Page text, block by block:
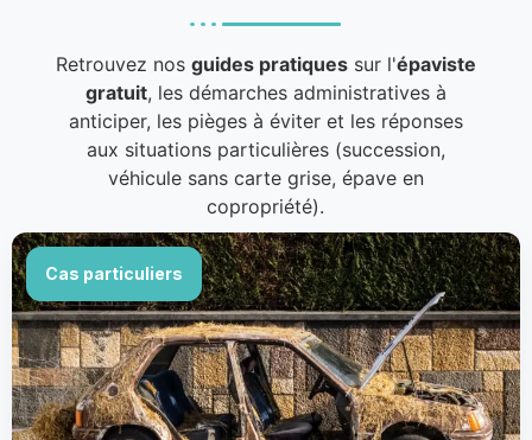
Retrouvez nos guides pratiquessur l'épaviste
gratuit, les démarches administratives à
anticiper, les pièges à éviter et les réponses
aux situations particulières (succession,
véhicule sans carte grise, épave en
copropriété).
Cas particuliers